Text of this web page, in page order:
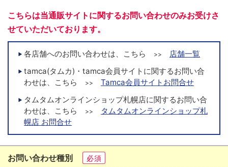
こちらは当通販サイトに関するお問い合わせのみお受けさ
せていただいております。
各店舗へのお問い合わせは、こちら >>
店舗一覧
tamca(タムカ)・tamca会員サイトに関するお問い合
わせは、こちら
>>
Tamca会員サイトお問合せ
タムタムオンラインショップ札幌店に関するお問い合
わせは、こちら
>>
タムタムオンラインショップ札
幌店 お問合せ
お問い合わせ種別 必須